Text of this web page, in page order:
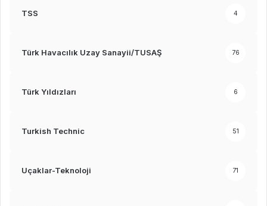
TSS 4
Türk Havacılık Uzay Sanayii/TUSAŞ 76
Türk Yıldızları 6
Turkish Technic 51
Uçaklar-Teknoloji 71